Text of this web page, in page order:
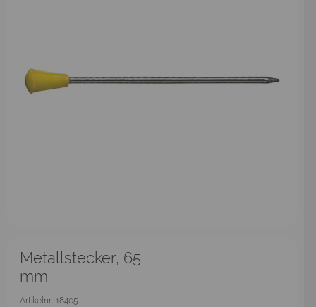
Metallstecker, 65
mm
Artikelnr.: 18405